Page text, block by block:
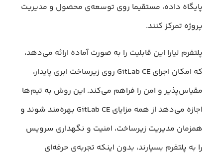
پایگاه داده، مستقیما روی توسعه‌ی محصول و مدیریت
پروژه تمرکز کنند.
پلتفرم لیارا این قابلیت را به صورت آماده ارائه می‌دهد،
که امکان اجرای GitLab CE روی زیرساخت ابری پایدار،
مقیاس‌پذیر و امن را فراهم می‌کند. این روش به تیم‌ها
اجازه می‌دهد از همه مزایای GitLab CE بهره‌مند شوند و
همزمان مدیریت زیرساخت، امنیت و نگهداری سرویس
را به پلتفرم بسپارند، بدون اینکه تجربه‌ی حرفه‌ای